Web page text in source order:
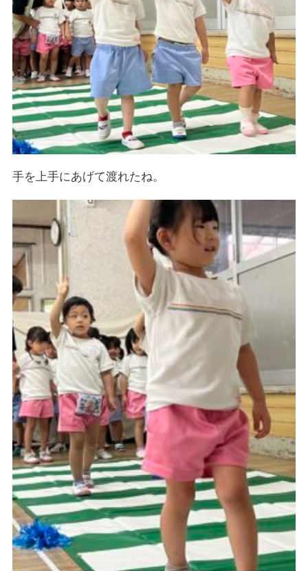
手を上手にあげて渡れたね。